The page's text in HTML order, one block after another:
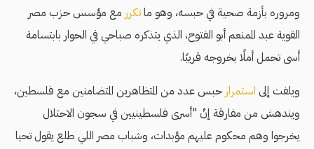
ومروره بأزمة صحية في حبسه، وهو ماتكرر مع مؤسس حزب مصر
القوية عبد الممنعم أبو الفتوح، الذي يتذكره صباحي في الحوار بابتسامة
أسى تحمل أملًا بخروجه قريبًا.
ويلفت إلى استمرار حبس عدد من المتظاهرين المتضامنين مع فلسطين،
ويندهش من مفارقة إنْ "أسرى فلسطينيين في سجون الاحتلال
يخرجوا وهم محكوم عليهم مؤبدات، وشباب مصر اللي طلع يقول تحيا